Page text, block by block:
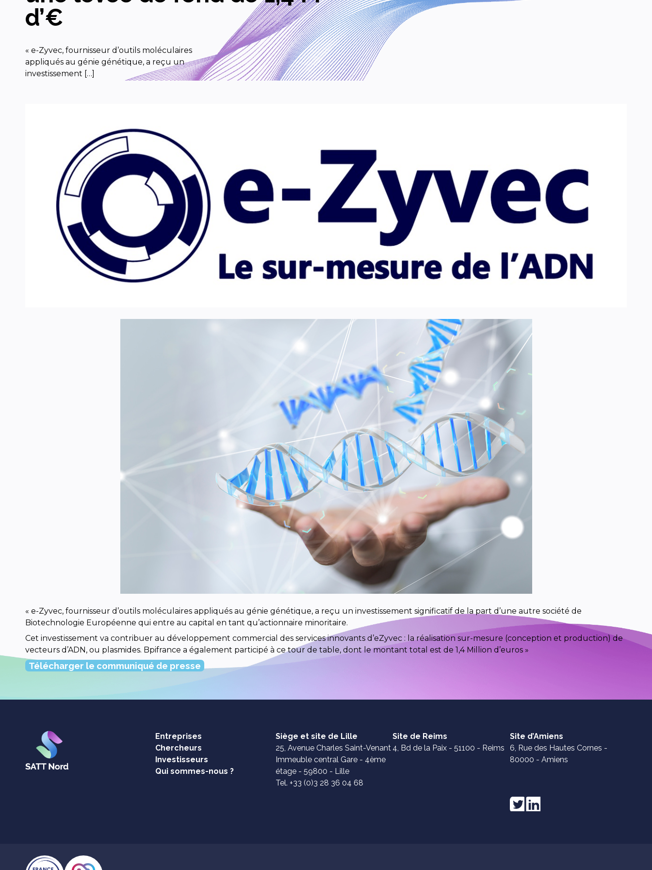
d’€
« e-Zyvec, fournisseur d’outils moléculaires
appliqués au génie génétique, a reçu un
investissement […]
« e-Zyvec, fournisseur d’outils moléculaires appliqués au génie génétique, a reçu un investissement significatif de la part d’une autre société de
Biotechnologie Européenne qui entre au capital en tant qu’actionnaire minoritaire.
Cet investissement va contribuer au développement commercial des services innovants d’eZyvec : la réalisation sur-mesure (conception et production) de
vecteurs d’ADN, ou plasmides. Bpifrance a également participé à ce tour de table, dont le montant total est de 1,4 Million d’euros »
Télécharger le communiqué de presse
Entreprises
Chercheurs
Investisseurs
Qui sommes-nous ?
Siège et site de Lille
25, Avenue Charles Saint-Venant
Immeuble central Gare - 4ème
étage - 59800 - Lille
Tel. +33 (0)3 28 36 04 68
Site de Reims
4, Bd de la Paix - 51100 - Reims
Site d’Amiens
6, Rue des Hautes Cornes -
80000 - Amiens